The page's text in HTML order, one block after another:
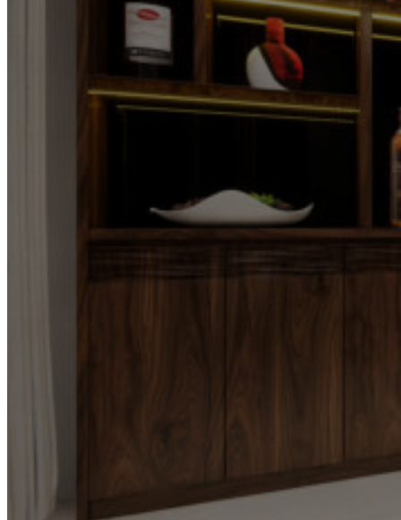
Dự Án Thiết Kế Nội Thất
Thiết Kế Nội Thất Nhà Anh Toàn Tại
Nam Đàn